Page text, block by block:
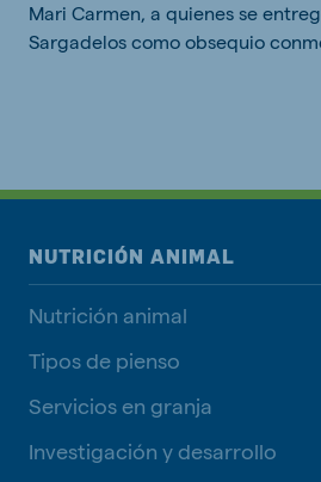
Mari Carmen, a quienes se
Sargadelos como obsequio
NUTRICIÓN ANIMAL
Nutrición animal
Tipos de pienso
Servicios en granja
Investigación y desarrollo